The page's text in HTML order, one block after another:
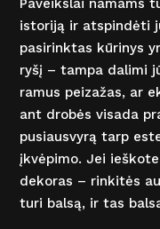
Paveikslai namams
istoriją ir atspindėti
pasirinktas kūrinys
ryšį – tampa dalimi
ramus peizažas, ar
ant drobės visada
pusiausvyrą tarp
įkvėpimo. Jei
dekoras – rinkitės
turi balsą, ir tas